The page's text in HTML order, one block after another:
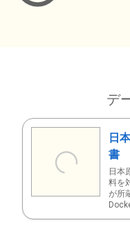
デ
日
書
日本
料を
が所